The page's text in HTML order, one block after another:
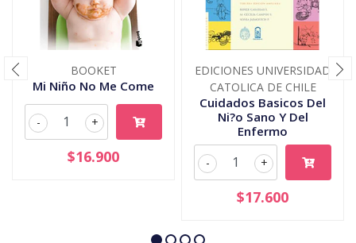
BOOKET
Mi Niño No Me Come
+
-
$16.900
EDICIONES UNIVERSIDAD
CATOLICA DE CHILE
Cuidados Basicos Del
Ni?o Sano Y Del
Enfermo
+
-
$17.600